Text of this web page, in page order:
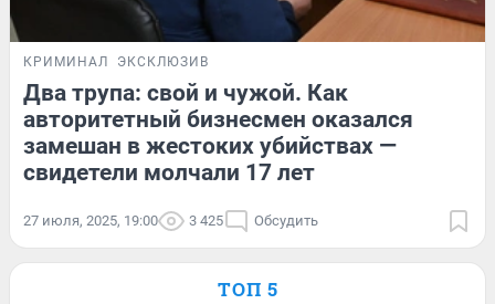
КРИМИНАЛ ЭКСКЛЮЗИВ
Два трупа: свой и чужой. Как
авторитетный бизнесмен оказался
замешан в жестоких убийствах —
свидетели молчали 17 лет
27 июля, 2025, 19:00 3 425 Обсудить
ТОП 5